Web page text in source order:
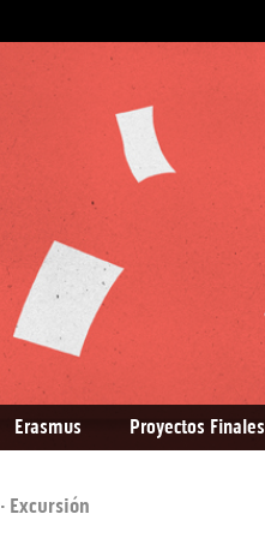
Erasmus Proyectos Finales
· Excursión